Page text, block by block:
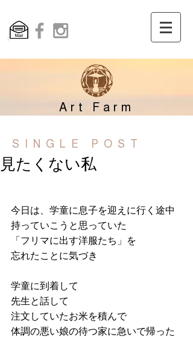
Art Farm
SINGLE POST
見たくない私
今日は、学童に息子を迎えに行く途中
持っていこうと思っていた
「フリマに出す洋服たち」を
忘れたことに気づき
学童に到着して
先生と話して
注文していたお米を積んで
体調の悪い娘の待つ家に急いで帰った